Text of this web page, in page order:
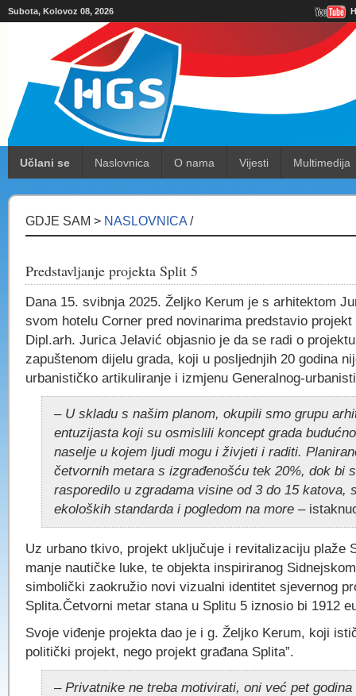
Subota, Kolovoz 08, 2026
Učlani se Naslovnica O nama Vijesti Multimedija
GDJE SAM > NASLOVNICA /
Predstavljanje projekta Split 5
Dana 15. svibnja 2025. Željko Kerum je s arhitektom
svom hotelu Corner pred novinarima predstavio projekt
Dipl.arh. Jurica Jelavić objasnio je da se radi o
zapuštenom dijelu grada, koji u posljednjih 20 godina
urbanističko artikuliranje i izmjenu Generalnog-
– U skladu s našim planom, okupili smo grupu
entuzijasta koji su osmislili koncept grada
naselje u kojem ljudi mogu i živjeti i raditi.
četvornih metara s izgrađenošću tek 20%, dok bi
rasporedilo u zgradama visine od 3 do 15 katova,
ekoloških standarda i pogledom na more –
Uz urbano tkivo, projekt uključuje i revitalizaciju plaže
manje nautičke luke, te objekta inspiriranog
simbolički zaokružio novi vizualni identitet sjevernog
Splita.Četvorni metar stana u Splitu 5 iznosio bi 1912
Svoje viđenje projekta dao je i g. Željko Kerum, koji
politički projekt, nego projekt građana Splita”.
– Privatnike ne treba motivirati, oni već pet